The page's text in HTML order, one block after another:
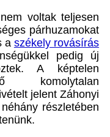
voltak teljesen
párhuzamokat
a székely rovásírás
pedig új
A képtelen
komolytalan
jelent Záhonyi
részletében